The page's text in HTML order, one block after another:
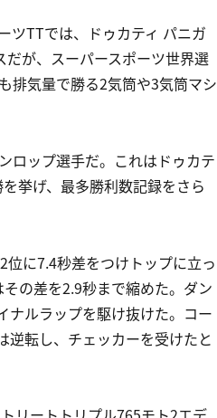
ツTTでは、ドゥカティ パニガ
が、スーパースポーツ世界選
排気量で勝る2気筒や3気筒マシ
ロップ選手だ。これはドゥカテ
挙げ、最多勝利数記録をさら
位に7.4秒差をつけトップに立っ
の差を2.9秒まで縮めた。ダン
ナルラップを駆け抜けた。コー
逆転し、チェッカーを受けたと